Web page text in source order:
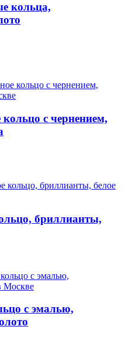
кольца,
с чернением,
бриллианты,
с эмалью,